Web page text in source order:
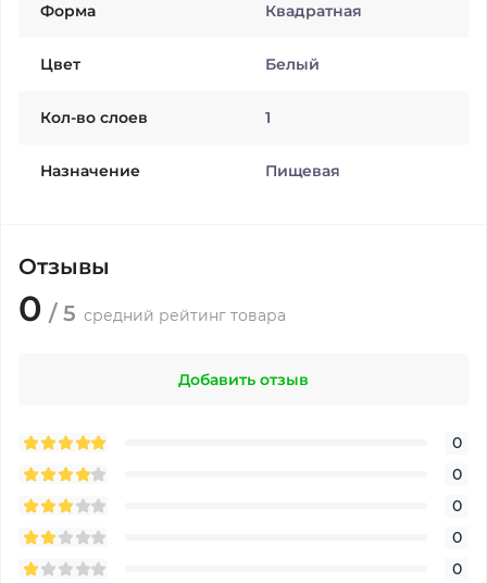
Форма Квадратная
Цвет Белый
Кол-во слоев 1
Назначение Пищевая
Отзывы
0 / 5 средний рейтинг товара
Добавить отзыв
0
0
0
0
0